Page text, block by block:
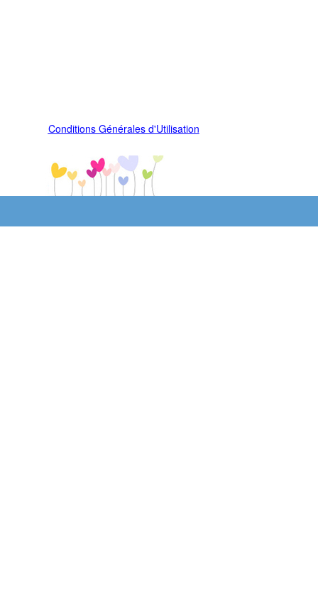
Conditions Générales d'Utilisation